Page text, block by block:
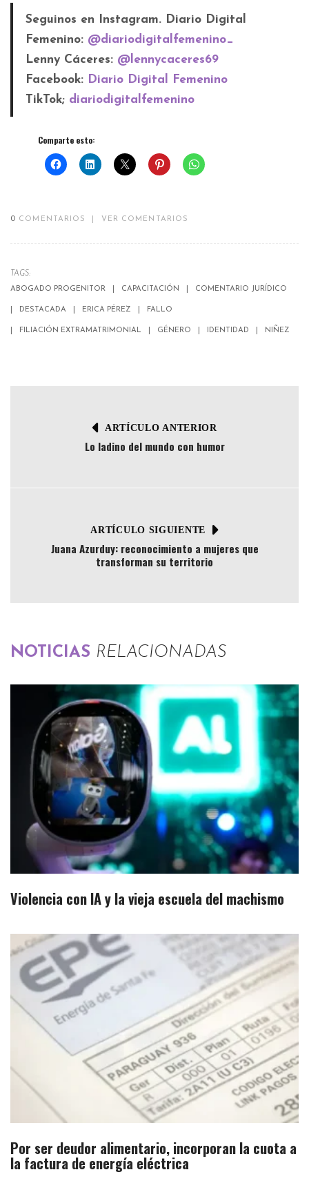
Seguinos en Instagram. Diario Digital
Femenino: @diariodigitalfemenino_
Lenny Cáceres: @lennycaceres69
Facebook: Diario Digital Femenino
TikTok; diariodigitalfemenino
Comparte esto:
0 COMENTARIOS VER COMENTARIOS
TAGS:
ABOGADO PROGENITOR
CAPACITACIÓN COMENTARIO JURÍDICO
DESTACADA ERICA PÉREZ FALLO
FILIACIÓN EXTRAMATRIMONIAL GÉNERO IDENTIDAD NIÑEZ
ARTÍCULO ANTERIOR
Lo ladino del mundo con humor
ARTÍCULO SIGUIENTE
Juana Azurduy: reconocimiento a mujeres que
transforman su territorio
NOTICIAS RELACIONADAS
Violencia con IA y la vieja escuela del machismo
Por ser deudor alimentario, incorporan la cuota a
la factura de energía eléctrica